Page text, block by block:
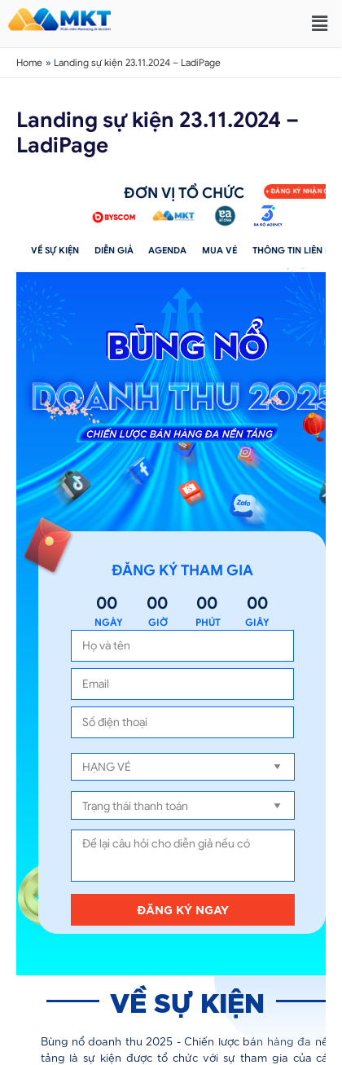
Home Landing sự kiện 23.11.2024 – LadiPage
Landing sự kiện 23.11.2024 –
LadiPage
+ ĐĂNG KÝ NHẬN
ĐƠN VỊ TỔ CHỨC
THÔNG TIN LIÊN HỆ
VỀ SỰ KIỆN DIỄN GIẢ AGENDA MUA VÉ
00 00 00 00
NGÀY GIỜ PHÚT GIÂY
ĐĂNG KÝ THAM GIA
ĐĂNG KÝ NGAY
Bùng nổ doanh thu 2025 - Chiến lược bán hàng đa nền
tảng là sự kiện được tổ chức với sự tham gia của các
VỀ SỰ KIỆN